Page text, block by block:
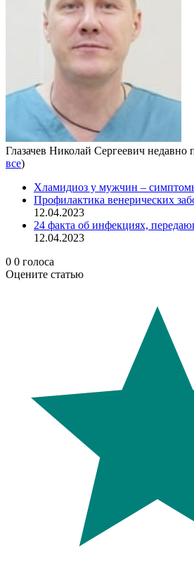
Глазачев Николай Сергеевич недавно
все)
Хламидиоз у мужчин –
Профилактика венерических
12.04.2023
24 факта об инфекциях,
12.04.2023
0 0 голоса
Оцените статью